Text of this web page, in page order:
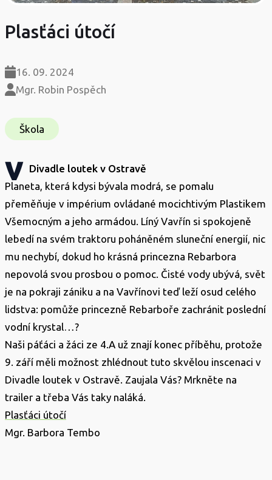
Plasťáci útočí
16. 09. 2024
Mgr. Robin Pospěch
Škola
v
Divadle loutek v Ostravě
Planeta, která kdysi bývala modrá, se pomalu
přeměňuje v impérium ovládané mocichtivým Plastikem
Všemocným a jeho armádou. Líný Vavřín si spokojeně
lebedí na svém traktoru poháněném sluneční energií, nic
mu nechybí, dokud ho krásná princezna Rebarbora
nepovolá svou prosbou o pomoc. Čisté vody ubývá, svět
je na pokraji zániku a na Vavřínovi teď leží osud celého
lidstva: pomůže princezně Rebarboře zachránit poslední
vodní krystal…?
Naši páťáci a žáci ze 4.A už znají konec příběhu, protože
9. září měli možnost zhlédnout tuto skvělou inscenaci v
Divadle loutek v Ostravě. Zaujala Vás? Mrkněte na
trailer a třeba Vás taky naláká.
Plasťáci útočí
Mgr. Barbora Tembo